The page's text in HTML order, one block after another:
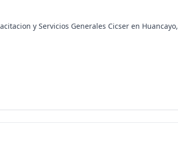
y Servicios Generales Cicser en Huancayo,